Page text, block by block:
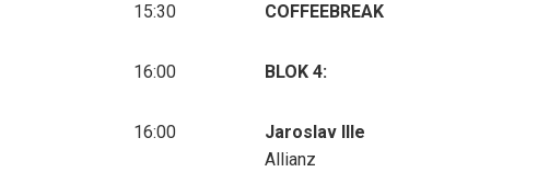
15:30 COFFEEBREAK
16:00 BLOK 4:
16:00
Jaroslav Ille
Allianz